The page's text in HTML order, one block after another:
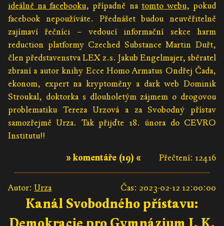
ideálně na facebooku, případně na tomto webu, pokud
facebook nepoužíváte. Přednášet budou neuvěřitelně
zajímaví řečníci – vedoucí informační sekce harm
reduction platformy Czeched Substance Martin Duřt,
člen představenstva LEX z.s. Jakub Engelmajer, sběratel
zbraní a autor knihy Ecce Homo Armatus Ondřej Čada,
ekonom, expert na kryptoměny a dark web Dominik
Stroukal, doktorka s dlouholetým zájmem o drogovou
problematiku Tereza Urzová a za Svobodný přístav
samozřejmě Urza. Tak přijďte 18. února do CEVRO
Institutu!!
Přečtení: 12416
» komentáře (19) «
Autor: Urza Čas: 2023-02-12 12:00:00
Kanál Svobodného přístavu: